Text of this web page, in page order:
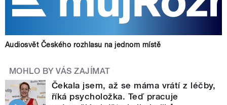
Audiosvět Českého rozhlasu na jednom místě
MOHLO BY VÁS ZAJÍMAT
Čekala jsem, až se máma vrátí z léčby,
říká psycholožka. Teď pracuje